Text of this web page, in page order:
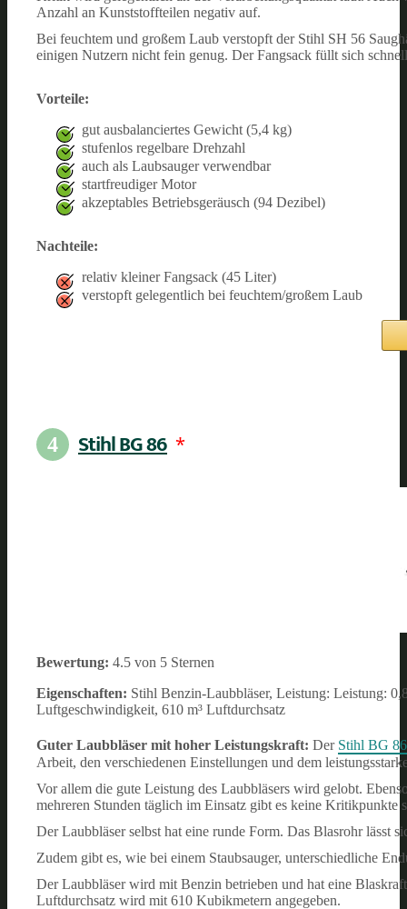
Anzahl an Kunststoffteilen negativ auf.
Bei feuchtem und großem Laub verstopft der Stihl SH 56
einigen Nutzern nicht fein genug. Der Fangsack füllt sich
Vorteile:
gut ausbalanciertes Gewicht (5,4 kg)
stufenlos regelbare Drehzahl
auch als Laubsauger verwendbar
startfreudiger Motor
akzeptables Betriebsgeräusch (94 Dezibel)
Nachteile:
relativ kleiner Fangsack (45 Liter)
verstopft gelegentlich bei feuchtem/großem Laub
4 Stihl BG 86 *
Bewertung: 4.5 von 5 Sternen
Eigenschaften: Stihl Benzin-Laubbläser, Leistung: Leistung:
Luftgeschwindigkeit, 610 m³ Luftdurchsatz
Guter Laubbläser mit hoher Leistungskraft: Der Stihl BG 86
Arbeit, den verschiedenen Einstellungen und dem
Vor allem die gute Leistung des Laubbläsers wird gelobt.
mehreren Stunden täglich im Einsatz gibt es keine Kritikpunkte
Der Laubbläser selbst hat eine runde Form. Das Blasrohr lässt
Zudem gibt es, wie bei einem Staubsauger, unterschiedliche
Der Laubbläser wird mit Benzin betrieben und hat eine
Luftdurchsatz wird mit 610 Kubikmetern angegeben.